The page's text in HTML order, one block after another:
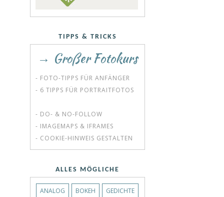
TIPPS & TRICKS
→ Großer Fotokurs
- FOTO-TIPPS FÜR ANFÄNGER
- 6 TIPPS FÜR PORTRAITFOTOS
- DO- & NO-FOLLOW
- IMAGEMAPS & IFRAMES
- COOKIE-HINWEIS GESTALTEN
ALLES MÖGLICHE
ANALOG BOKEH
GEDICHTE